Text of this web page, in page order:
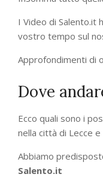
I Video di Salento.it
vostro tempo sul
Approfondimenti di
Dove
Ecco quali sono i
nella città di Lecce
Abbiamo
Salento.it